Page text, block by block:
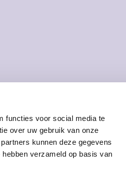
functies voor social media te
over uw gebruik van onze
kunnen deze gegevens
verzameld op basis van
taal"-
een
Mail jouw